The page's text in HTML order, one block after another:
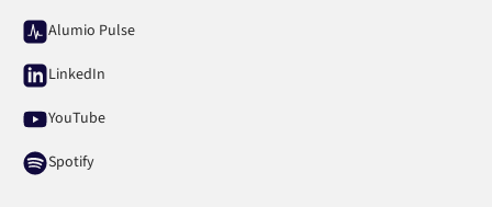
Alumio Pulse
LinkedIn
YouTube
Spotify